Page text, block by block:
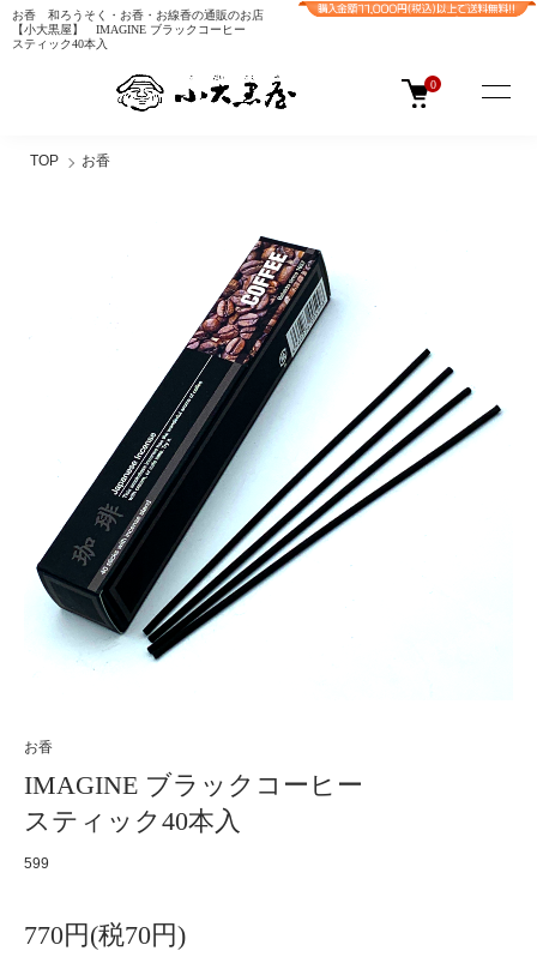
お香 和ろうそく・お香・お線香の通販のお店
【小大黒屋】 IMAGINE ブラックコーヒー
スティック40本入
0
TOP お香
お香
IMAGINE ブラックコーヒー
スティック40本入
599
770円(税70円)